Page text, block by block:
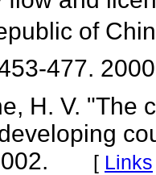
of
477.
H. V. "The
[ Links